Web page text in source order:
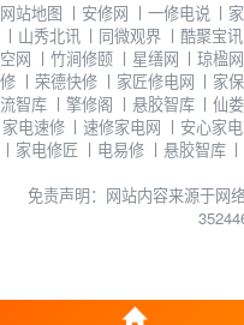
网站地图 丨 安修网 丨 一修电说 丨
丨 山秀北讯 丨 同微观界 丨 酷聚宝讯
空网 丨 竹涧修颐 丨 星缮网 丨琼楹网
修 丨 荣德快修 丨 家匠修电网 丨 家
流智库 丨 擎修阁 丨 悬胶智库 丨仙
家电速修 丨 速修家电网 丨 安心家
丨 家电修匠 丨 电易修 丨 悬胶智库 丨
免责声明：网站内容来源于网